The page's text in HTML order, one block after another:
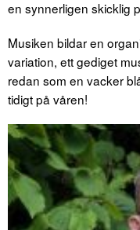
en synnerligen skicklig
Musiken bildar en
variation, ett gediget
redan som en vacker
tidigt på våren!